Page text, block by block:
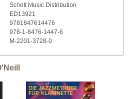
Schott Music Distribution
ED13921
9781847614476
978-1-8476-1447-6
M-2201-3728-0